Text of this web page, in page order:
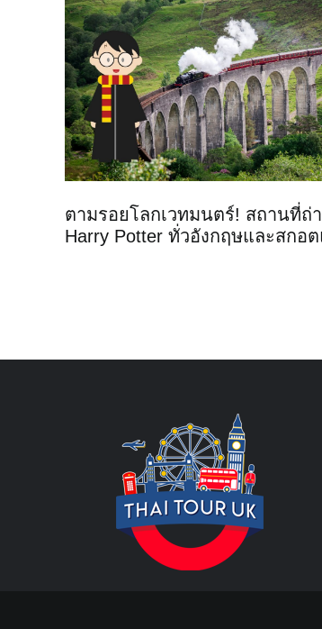
ตามรอยโลกเวทมนตร์! สถานที่ถ่
Harry Potter ทั่วอังกฤษและสกอ